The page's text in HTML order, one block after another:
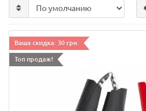
Ваша скидка: 30 грн.
Топ продаж!